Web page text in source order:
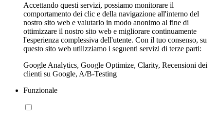
Accettando questi servizi, possiamo monitorare il
comportamento dei clic e della navigazione all'interno del
nostro sito web e valutarlo in modo anonimo al fine di
ottimizzare il nostro sito web e migliorare continuamente
l'esperienza complessiva dell'utente. Con il tuo consenso, su
questo sito web utilizziamo i seguenti servizi di terze parti:
Google Analytics, Google Optimize, Clarity, Recensioni dei
clienti su Google, A/B-Testing
Funzionale